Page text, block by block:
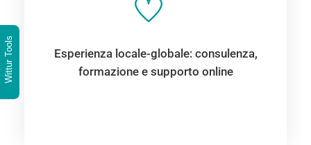
Wittur Tools
Esperienza locale-globale: consulenza,
formazione e supporto online